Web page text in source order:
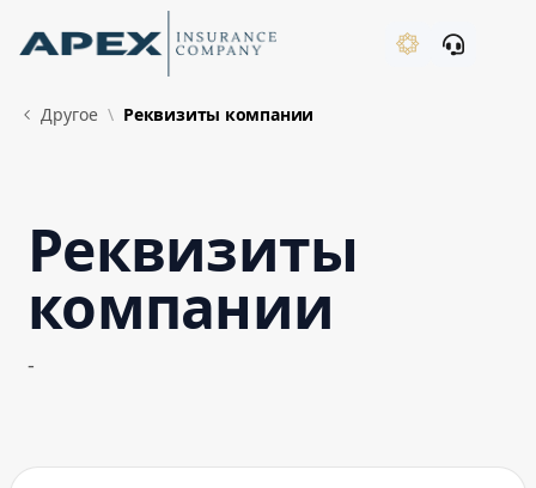
Skip to Main Content
Другое Реквизиты компании
Реквизиты
компании
-
New
What's New